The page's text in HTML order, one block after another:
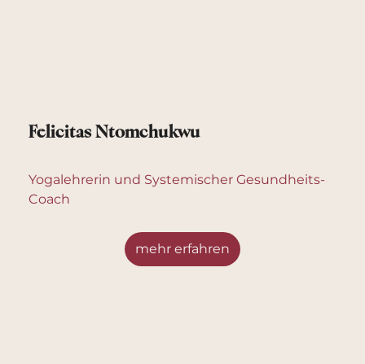
Felicitas Ntomchukwu
Yogalehrerin und Systemischer Gesundheits-
Coach
mehr erfahren